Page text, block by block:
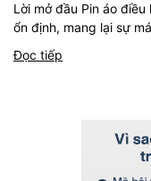
Lời mở đầu Pin áo điều
ổn định, mang lại sự
Đọc tiếp